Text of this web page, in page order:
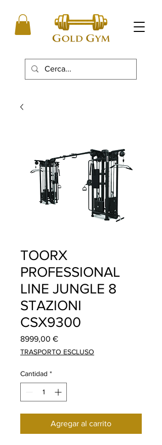
TOORX
PROFESSIONAL
LINE JUNGLE 8
STAZIONI
CSX9300
8999,00 €Precio
TRASPORTO ESCLUSO
Cantidad *
Agregar al carrito